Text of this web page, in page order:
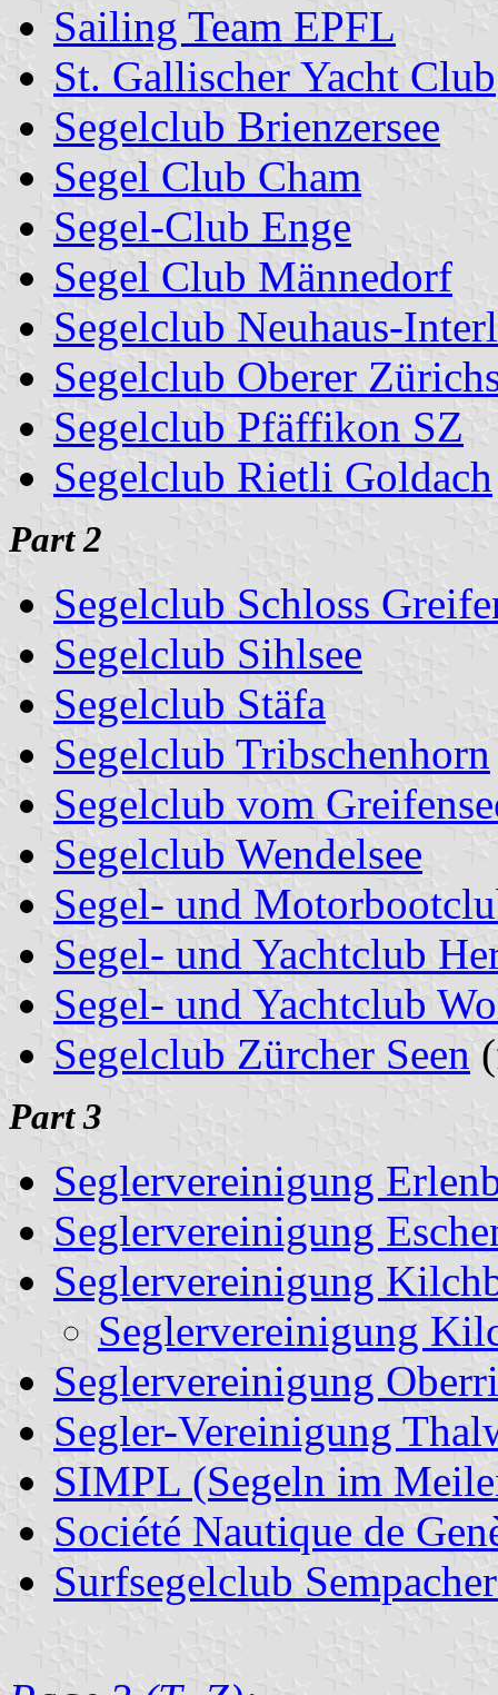
Sailing Team EPFL
St. Gallischer Yacht Club
Segelclub Brienzersee
Segel Club Cham
Segel-Club Enge
Segel Club Männedorf
Segelclub Neuhaus-
Segelclub Oberer
Segelclub Pfäffikon SZ
Segelclub Rietli Goldach
Part 2
Segelclub Schloss
Segelclub Sihlsee
Segelclub Stäfa
Segelclub Tribschenhorn
Segelclub vom
Segelclub Wendelsee
Segel- und
Segel- und Yachtclub
Segel- und Yachtclub
Segelclub Zürcher Seen
Part 3
Seglervereinigung
Seglervereinigung
Seglervereinigung
Seglervereinigung
Seglervereinigung
Segler-Vereinigung
SIMPL (Segeln im
Société Nautique de
Surfsegelclub